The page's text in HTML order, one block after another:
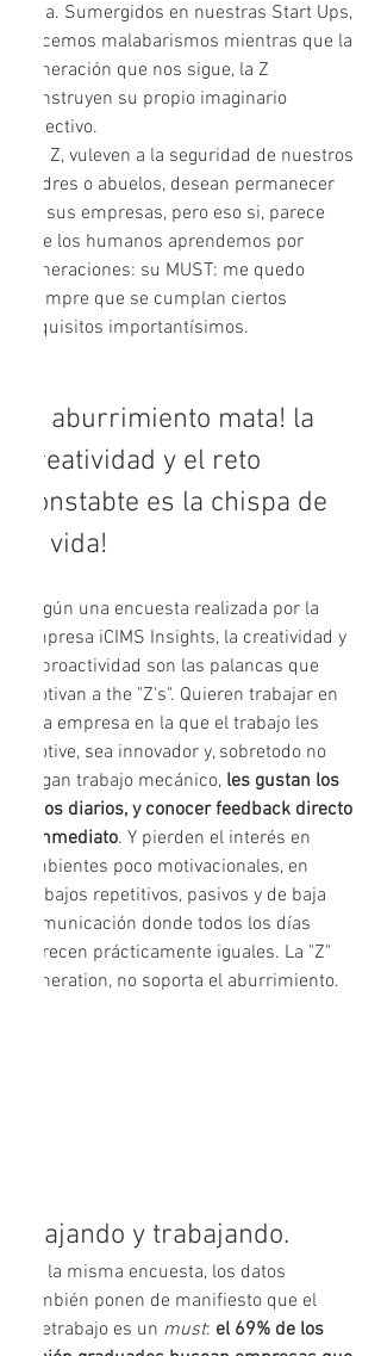
vida. Sumergidos en nuestras Start Ups,
hacemos malabarismos mientras que la
generación que nos sigue, la Z
construyen su propio imaginario
colectivo.
los Z, vuleven a la seguridad de nuestros
padres o abuelos, desean permanecer
en sus empresas, pero eso si, parece
que los humanos aprendemos por
generaciones: su MUST: me quedo
siempre que se cumplan ciertos
requisitos importantísimos.
El aburrimiento mata! la
creatividad y el reto
constabte es la chispa de
la vida!
Según una encuesta realizada por la
empresa iCIMS Insights, la creatividad y
la proactividad son las palancas que
motivan a the "Z's". Quieren trabajar en
una empresa en la que el trabajo les
motive, sea innovador y, sobretodo no
hagan trabajo mecánico, les gustan los
retos diarios, y conocer feedback directo
e inmediato. Y pierden el interés en
ambientes poco motivacionales, en
trabajos repetitivos, pasivos y de baja
comunicación donde todos los días
parecen prácticamente iguales. La "Z"
generation, no soporta el aburrimiento.
Viajando y trabajando.
En la misma encuesta, los datos
también ponen de manifiesto que el
teletrabajo es un must: el 69% de los